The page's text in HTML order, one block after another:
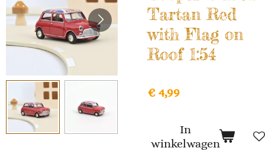
Tartan Red
with Flag on
Roof 1:54
€ 4,99
In
winkelwagen